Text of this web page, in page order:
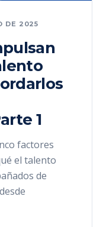
DE 2025
1
factores
el talento
de